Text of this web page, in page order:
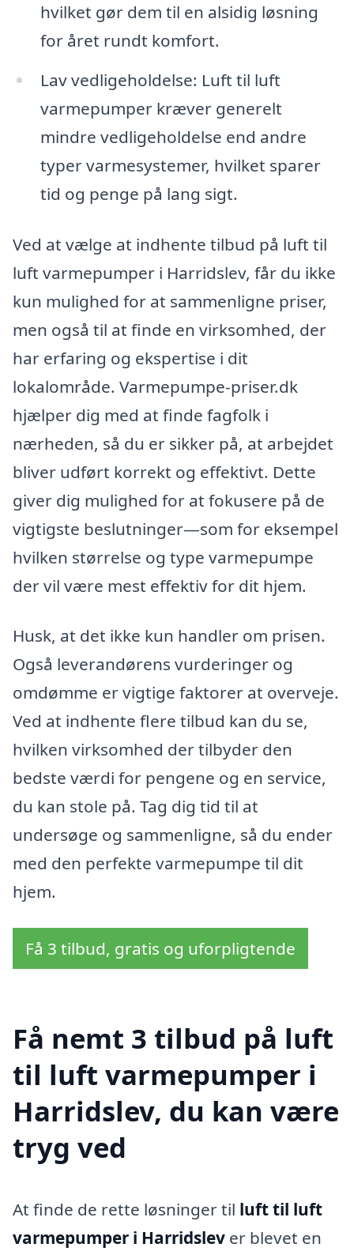
hvilket gør dem til en alsidig løsning
for året rundt komfort.
Lav vedligeholdelse: Luft til luft
varmepumper kræver generelt
mindre vedligeholdelse end andre
typer varmesystemer, hvilket sparer
tid og penge på lang sigt.
Ved at vælge at indhente tilbud på luft til
luft varmepumper i Harridslev, får du ikke
kun mulighed for at sammenligne priser,
men også til at finde en virksomhed, der
har erfaring og ekspertise i dit
lokalområde. Varmepumpe-priser.dk
hjælper dig med at finde fagfolk i
nærheden, så du er sikker på, at arbejdet
bliver udført korrekt og effektivt. Dette
giver dig mulighed for at fokusere på de
vigtigste beslutninger—som for eksempel
hvilken størrelse og type varmepumpe
der vil være mest effektiv for dit hjem.
Husk, at det ikke kun handler om prisen.
Også leverandørens vurderinger og
omdømme er vigtige faktorer at overveje.
Ved at indhente flere tilbud kan du se,
hvilken virksomhed der tilbyder den
bedste værdi for pengene og en service,
du kan stole på. Tag dig tid til at
undersøge og sammenligne, så du ender
med den perfekte varmepumpe til dit
hjem.
Få 3 tilbud, gratis og uforpligtende
Få nemt 3 tilbud på luft
til luft varmepumper i
Harridslev, du kan være
tryg ved
At finde de rette løsninger til luft til luft
varmepumper i Harridslev er blevet en